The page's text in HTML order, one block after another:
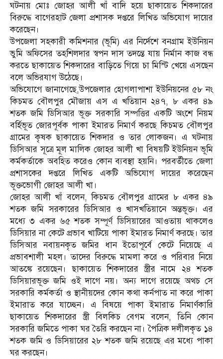
ঘটনায় মোঃ জোহর আলী খাঁ বাদি হয়ে ছাকায়েত শিকদারের
বিরুদ্ধে বাগেরহাট জেলা প্রশাসক দপ্তরে লিখিত অভিযোগ দায়ের
করেছেন।
উপজেলা সহকারী কমিশনার (ভূমি) এর নির্দেশে বনগ্রাম ইউনিয়ন
ভুমি অফিসের তহশিলদার স্বপন দাস তদন্তে যায় নির্মান কাজ বন্ধ
করতে ছাকায়েত শিকদারের বাড়িতে গিয়ে চা মিস্টি খেয়ে এসছেন
বলে অভিরযাগ উঠেছে।
অভিযোগে জানাগেছে,উপজেলার হোগলাপাশা ইউনিয়নের ৫৮ নং
কিচমত বৌলপুর মৌজায় এস এ খতিয়ান ২৪৭, ৮ একর ৪৯
শতক জমি ডিসিআর ভূক্ত সরকারি সম্পত্তির একটি অংশে নিয়ম
বর্হিভূত জোরপূর্বক পাকা ইমারত নিমার্ণ করছে কিচমত বৌলপুর
গ্রামের কৃষক ছাকায়েত শিকদার ও তার লোকজন। এ ঘটনায়
ডিসিআর সূত্রে মূল মালিক জোহর আলী খা বিষয়টি ইউনিয়ন ভূমি
কর্মকর্তাকে অবহিত করেও কোন ব্যবস্থা হয়নি। পরবর্তীতে জেলা
প্রশাসকের দপ্তরে লিখিত একটি অভিযোগ দায়ের করেছেন
ভূক্তভোগী জোহর আলী খা।
জোহর আলী খাঁ বলেন, কিচমত বৌলপুর গ্রামের ৮ একর ৪৯
শতক জমি সরকারের ডিসিআর ও খাসখতিয়ানে অন্তভূক্ত। এর
মধ্যে ৩ একর ৬৫ শতক সম্পূর্ণ ডিসিয়ারের আওতায় থাকলেও
ডিসিয়ার না কেটে প্রভাব খাটিয়ে পাকা ইমারত নিমার্ণ করছে। তার
ডিসিআর নবায়নকৃত জমির ধান ইতোপূর্বে কেটে নিয়েছে এ
প্রভাবশালী মহল। তাদের বিরুদ্ধে মামলা করে ও পরিবার নিয়ে
আতঙ্কে রয়েছেন। ছাকায়েত শিকদারের স্ত্রীর নামে ২৪ শতক
ডিসিয়ারভূক্ত জমি ওই দাগে নয়। অন্য দাগে রয়েছে অথচ সে
সরকারি কর্মকর্তা ও স্থানীয়দের কোন কথা কর্নপাত না করে পাকা
ইমারাত করে যাচ্ছেন। এ বিষয়ে পাকা ইমারাত নিমার্ণকারি
ছাকায়েত শিকদারের স্ত্রী বিলকিচ বেগম বলেন, তিনি কোন
সরকারি জমিতে পাকা ঘর তৈরি করছেন না। পৈত্রিক দলীলকৃত ১৪
শতক জমি ও ডিসিয়ারের ২৮ শতক জমি রয়েছে এর মধ্যে পাকা
ঘর করছেন।